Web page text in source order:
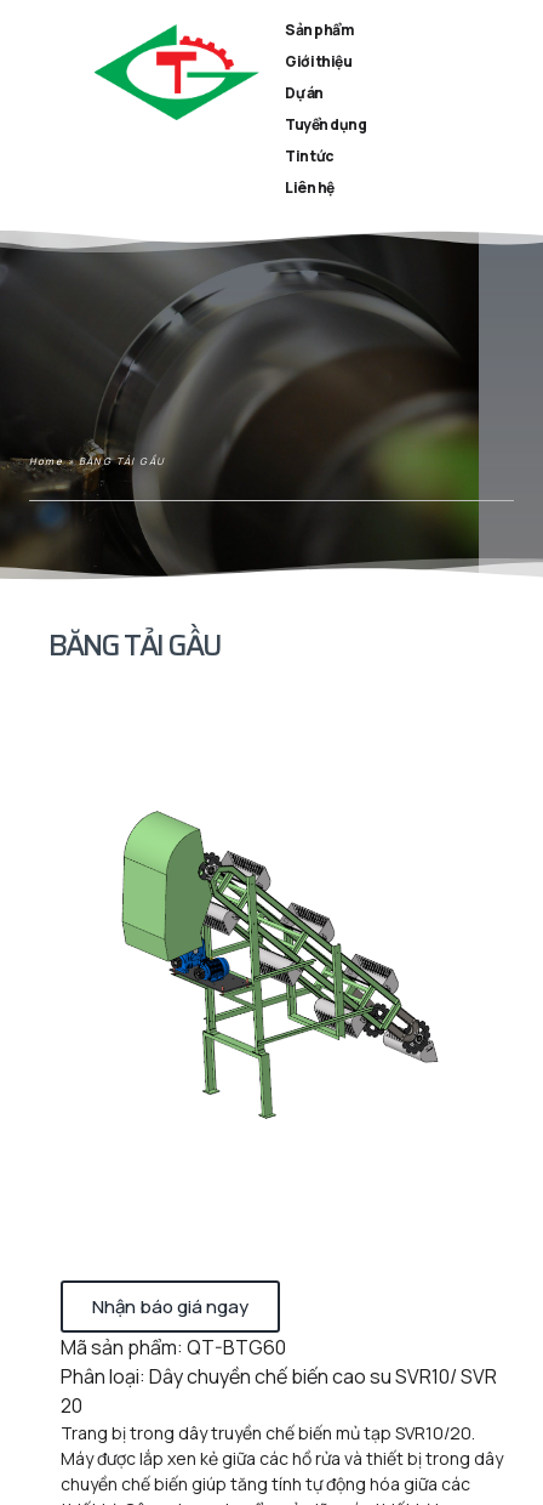
Sản phẩm
Giới thiệu
Dự án
Tuyển dụng
Tin tức
Liên hệ
Home»BĂNG TẢI GẦU
BĂNG TẢI GẦU
Nhận báo giá ngay
Mã sản phẩm: QT-BTG60
Phân loại: Dây chuyền chế biến cao su SVR10/ SVR
20
Trang bị trong dây truyền chế biến mủ tạp SVR10/20.
Máy được lắp xen kẻ giữa các hồ rửa và thiết bị trong dây
chuyền chế biến giúp tăng tính tự động hóa giữa các